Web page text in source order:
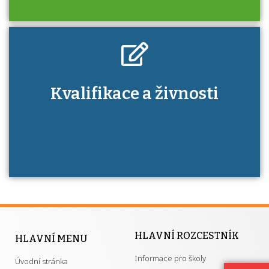
Kdo je to autorizovaná osoba a jaké výhody
má získání autorizace?
Kvalifikace a živnosti
HLAVNÍ MENU
Úvodní stránka
HLAVNÍ ROZCESTNÍK
Informace pro školy